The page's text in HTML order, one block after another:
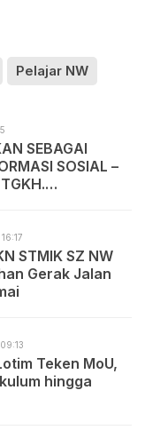
Pelajar NW
SEBAGAI
SOSIAL –
STMIK SZ NW
Gerak Jalan
Teken MoU,
hingga